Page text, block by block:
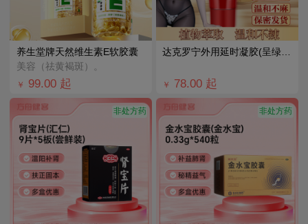
养生堂牌天然维生素E软胶囊
美容（祛黄褐斑）。
￥ 99.00 起 ￥ 78.00 起
非处方药 非处方药